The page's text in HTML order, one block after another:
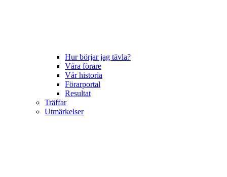
Hur börjar jag tävla?
Våra förare
Vår historia
Förarportal
Resultat
Träffar
Utmärkelser